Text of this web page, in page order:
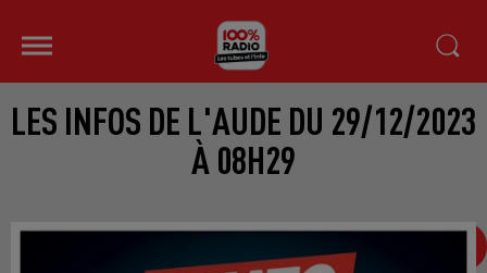
LES INFOS DE L'AUDE DU 29/12/2023
À 08H29